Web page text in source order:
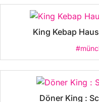
King Kebap
Döner King :